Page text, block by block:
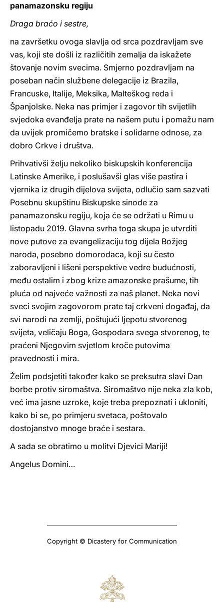
panamazonsku regiju
Draga braćo i sestre,
na završetku ovoga slavlja od srca pozdravljam sve
vas, koji ste došli iz različitih zemalja da iskažete
štovanje novim svecima. Smjerno pozdravljam na
poseban način službene delegacije iz Brazila,
Francuske, Italije, Meksika, Malteškog reda i
Španjolske. Neka nas primjer i zagovor tih svijetlih
svjedoka evanđelja prate na našem putu i pomažu nam
da uvijek promičemo bratske i solidarne odnose, za
dobro Crkve i društva.
Prihvativši želju nekoliko biskupskih konferencija
Latinske Amerike, i poslušavši glas više pastira i
vjernika iz drugih dijelova svijeta, odlučio sam sazvati
Posebnu skupštinu Biskupske sinode za
panamazonsku regiju, koja će se održati u Rimu u
listopadu 2019. Glavna svrha toga skupa je utvrditi
nove putove za evangelizaciju tog dijela Božjeg
naroda, posebno domorodaca, koji su često
zaboravljeni i lišeni perspektive vedre budućnosti,
među ostalim i zbog krize amazonske prašume, tih
pluća od najveće važnosti za naš planet. Neka novi
sveci svojim zagovorom prate taj crkveni događaj, da
svi narodi na zemlji, poštujući ljepotu stvorenog
svijeta, veličaju Boga, Gospodara svega stvorenog, te
praćeni Njegovim svjetlom kroče putovima
pravednosti i mira.
Želim podsjetiti također kako se preksutra slavi Dan
borbe protiv siromaštva. Siromaštvo nije neka zla kob,
već ima jasne uzroke, koje treba prepoznati i ukloniti,
kako bi se, po primjeru svetaca, poštovalo
dostojanstvo mnoge braće i sestara.
A sada se obratimo u molitvi Djevici Mariji!
Angelus Domini…
Copyright © Dicastery for Communication